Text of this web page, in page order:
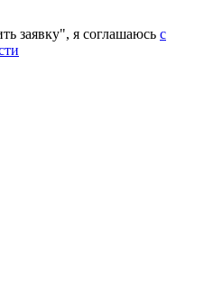
заявку", я соглашаюсь с